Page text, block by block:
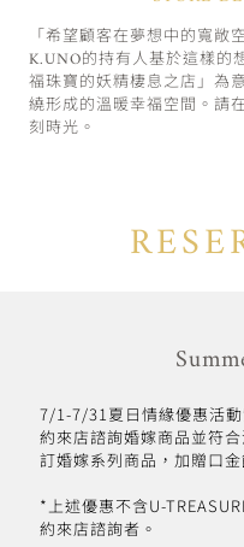
「希望顧客在夢想中的寬敞
K.UNO的持有人基於這樣的
福珠寶的妖精棲息之店」為
繞形成的溫暖幸福空間。請
刻時光。
7/1-7/31夏日情緣優惠活
約來店諮詢婚嫁商品並符
訂婚嫁系列商品，加贈口
*上述優惠不含U-
約來店諮詢者。